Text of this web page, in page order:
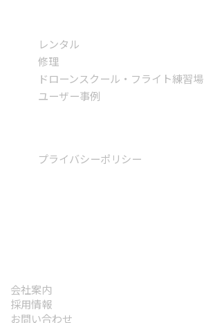
レンタル
修理
ドローンスクール・フライト練習場
ユーザー事例
プライバシーポリシー
会社案内
採用情報
お問い合わせ